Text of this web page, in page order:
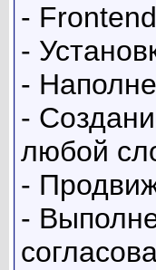
-
-
-
-
любой
-
-